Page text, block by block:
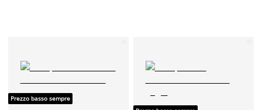
Prezzo basso sempre